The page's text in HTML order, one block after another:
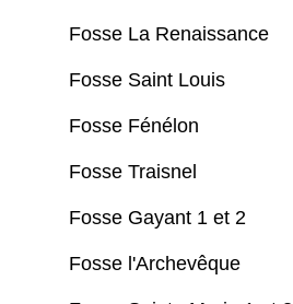
Fosse La Renaissance
Fosse Saint Louis
Fosse Fénélon
Fosse Traisnel
Fosse Gayant 1 et 2
Fosse l'Archevêque